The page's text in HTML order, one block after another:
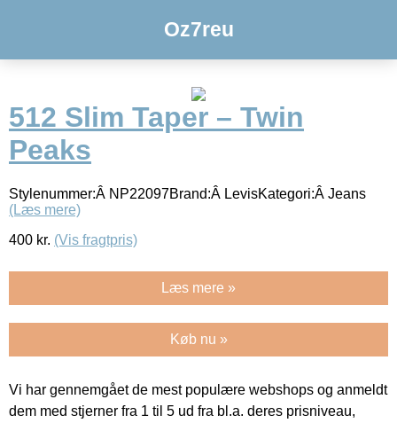
Oz7reu
512 Slim Taper – Twin
Peaks
Stylenummer:Â NP22097Brand:Â LevisKategori:Â Jeans
(Læs mere)
400 kr. (Vis fragtpris)
Læs mere »
Køb nu »
Vi har gennemgået de mest populære webshops og anmeldt
dem med stjerner fra 1 til 5 ud fra bl.a. deres prisniveau,